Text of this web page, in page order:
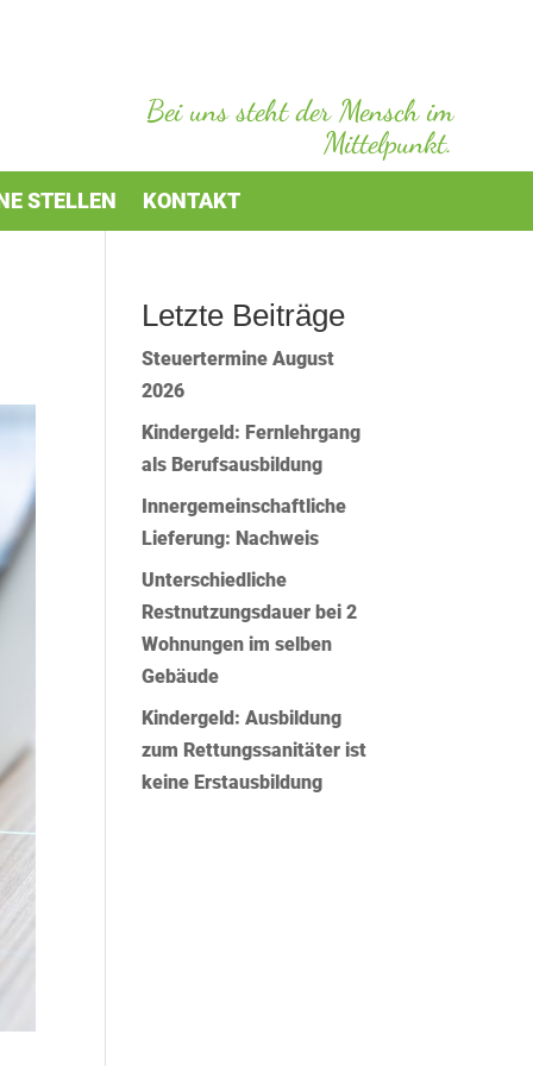
Bei uns steht der Mensch im
Mittelpunkt.
STELLEN KONTAKT
Letzte Beiträge
Steuertermine August
2026
Kindergeld: Fernlehrgang
als Berufsausbildung
Innergemeinschaftliche
Lieferung: Nachweis
Unterschiedliche
Restnutzungsdauer bei 2
Wohnungen im selben
Gebäude
Kindergeld: Ausbildung
zum Rettungssanitäter ist
keine Erstausbildung